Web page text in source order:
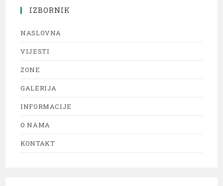
IZBORNIK
NASLOVNA
VIJESTI
ZONE
GALERIJA
INFORMACIJE
O NAMA
KONTAKT